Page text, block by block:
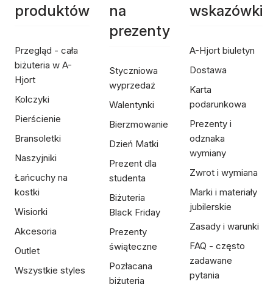
produktów
Przegląd - cała
biżuteria w A-
Hjort
Kolczyki
Pierścienie
Bransoletki
Naszyjniki
Łańcuchy na
kostki
Wisiorki
Akcesoria
Outlet
Wszystkie styles
na
prezenty
Styczniowa
wyprzedaż
Walentynki
Bierzmowanie
Dzień Matki
Prezent dla
studenta
Biżuteria
Black Friday
Prezenty
świąteczne
Pozłacana
biżuteria
wskazówki
A-Hjort biuletyn
Dostawa
Karta
podarunkowa
Prezenty i
odznaka
wymiany
Zwrot i wymiana
Marki i materiały
jubilerskie
Zasady i warunki
FAQ - często
zadawane
pytania